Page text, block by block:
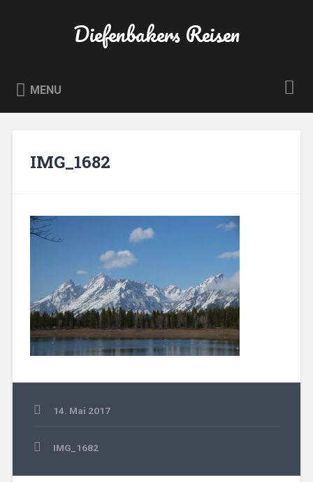
Diefenbakers Reisen
MENU
IMG_1682
14. Mai 2017
Beitragsnavigation
IMG_1682